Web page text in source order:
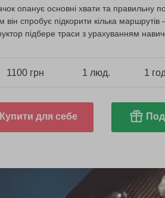
опанує основні хвати та правильну
він спробує підкорити кілька
підбере траси з урахуванням
1100 грн 1 люд. 1
Купити для себе